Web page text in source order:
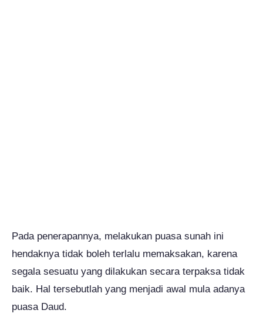
Pada penerapannya, melakukan puasa sunah ini
hendaknya tidak boleh terlalu memaksakan, karena
segala sesuatu yang dilakukan secara terpaksa tidak
baik. Hal tersebutlah yang menjadi awal mula adanya
puasa Daud.